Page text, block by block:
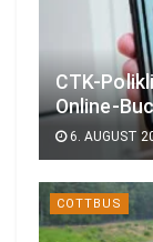
CTK-
Online-
6. AUGUST
COTTBUS